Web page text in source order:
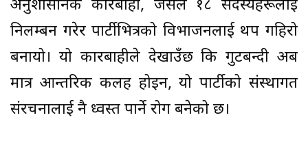
अनुशासनिक कारबाही, जसले १८ सदस्यहरूलाई
निलम्बन गरेर पार्टीभित्रको विभाजनलाई थप गहिरो
बनायो। यो कारबाहीले देखाउँछ कि गुटबन्दी अब
मात्र आन्तरिक कलह होइन, यो पार्टीको संस्थागत
संरचनालाई नै ध्वस्त पार्ने रोग बनेको छ।